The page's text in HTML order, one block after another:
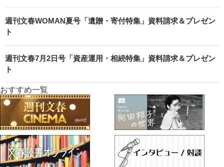
週刊文春WOMAN夏号「遺贈・寄付特集」資料請求＆プレゼン
ト
週刊文春7月2日号「資産運用・相続特集」資料請求＆プレゼン
ト
おすすめ一覧